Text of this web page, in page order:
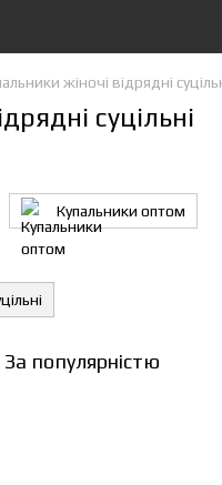
жіночі відрядні
суцільні
Купальники оптом
За популярністю